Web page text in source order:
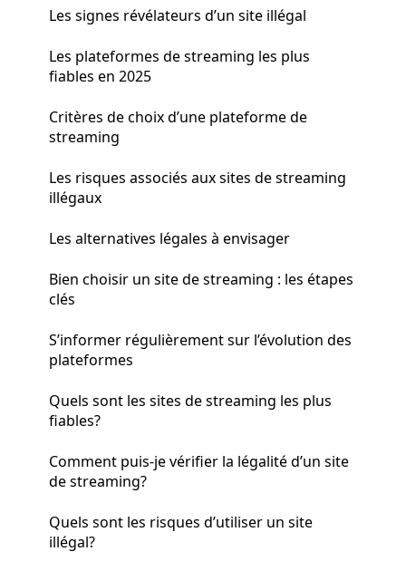
Les signes révélateurs d’un site illégal
Les plateformes de streaming les plus
fiables en 2025
Critères de choix d’une plateforme de
streaming
Les risques associés aux sites de streaming
illégaux
Les alternatives légales à envisager
Bien choisir un site de streaming : les étapes
clés
S’informer régulièrement sur l’évolution des
plateformes
Quels sont les sites de streaming les plus
fiables?
Comment puis-je vérifier la légalité d’un site
de streaming?
Quels sont les risques d’utiliser un site
illégal?